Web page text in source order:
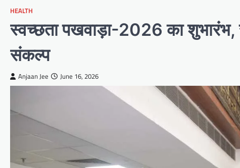
HEALTH
स्वच्छता पखवाड़ा-2026 का शुभारंभ,
संकल्प
Anjaan Jee June 16, 2026